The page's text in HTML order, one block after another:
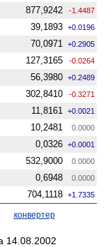
877,9242 -1.4487
39,1893 +0.0196
70,0971 +0.2905
127,3165 -0.0264
56,3980 +0.2489
302,8410 -0.3271
11,8161 +0.0021
10,2481 0.0000
0,0326 +0.0001
532,9000 0.0000
0,6948 0.0000
704,1118 +1.7335
конвертер
14.08.2002